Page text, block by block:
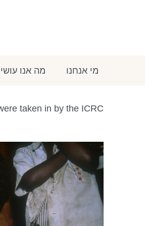
מי אנחנו מה אנו
taken in by the ICRC